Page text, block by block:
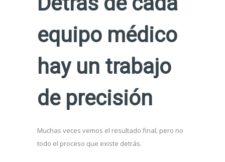
equipo médico
hay un trabajo
de precisión
Muchas veces vemos el resultado final, pero no
todo el proceso que existe detrás.